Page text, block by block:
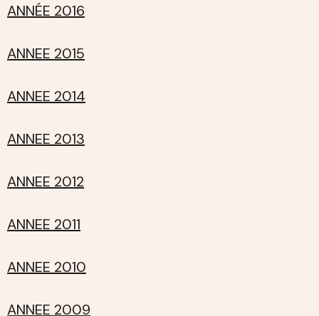
ANNÉE 2016
ANNEE 2015
ANNEE 2014
ANNEE 2013
ANNEE 2012
ANNEE 2011
ANNEE 2010
ANNEE 2009